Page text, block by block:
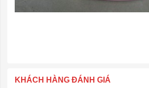
KHÁCH HÀNG ĐÁNH GIÁ